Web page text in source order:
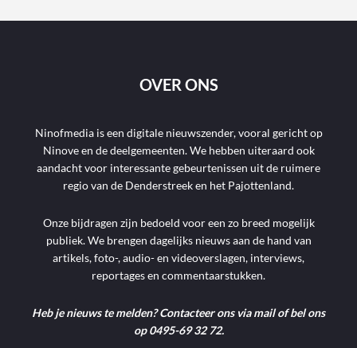
OVER ONS
Ninofmedia is een digitale nieuwszender, vooral gericht op
Ninove en de deelgemeenten. We hebben uiteraard ook
aandacht voor interessante gebeurtenissen uit de ruimere
regio van de Denderstreek en het Pajottenland.
Onze bijdragen zijn bedoeld voor een zo breed mogelijk
publiek. We brengen dagelijks nieuws aan de hand van
artikels, foto-, audio- en videoverslagen, interviews,
reportages en commentaarstukken.
Heb je nieuws te melden? Contacteer ons via mail of bel ons
op 0495-69 32 72.